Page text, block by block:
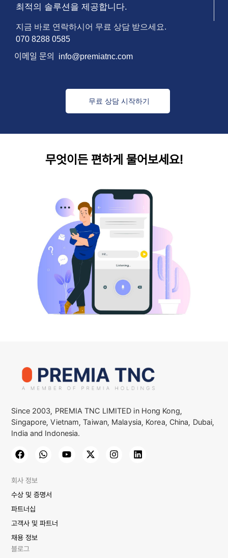
최적의 솔루션을 제공합니다.
지금 바로 연락하시어 무료 상담 받으세요.
070 8288 0585
이메일 문의 info@premiatnc.com
무료 상담 시작하기
무엇이든 편하게 물어보세요!
Since 2003, PREMIA TNC LIMITED in Hong Kong,
Singapore, Vietnam, Taiwan, Malaysia, Korea, China, Dubai,
India and Indonesia.
회사 정보
수상 및 증명서
파트너십
고객사 및 파트너
채용 정보
블로그